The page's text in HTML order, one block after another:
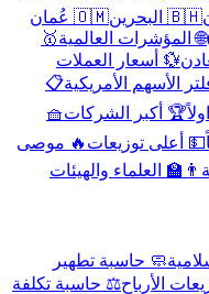
🇧🇭 البحرين
🇴🇲 عُمان
🌐 المؤشرات العالمية🥇
💱 أسعار العملات
الأسهم الأمريكية📋
🏆 أكبر الشركات🧺
💵 أعلى توزيعات 🔥 موصى
👨‍🏫 العلماء والهيئات
🧼 حاسبة تطهير
الأرباح⚖️ حاسبة تكلفة